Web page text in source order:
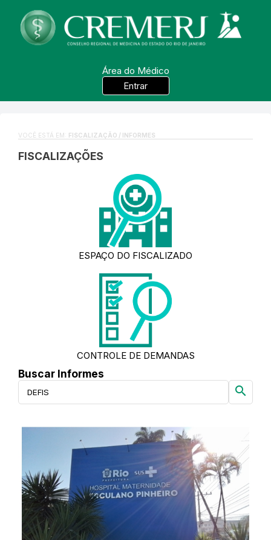
Área do Médico
Entrar
VOCÊ ESTÁ EM: FISCALIZAÇÃO / INFORMES
FISCALIZAÇÕES
ESPAÇO DO FISCALIZADO
CONTROLE DE DEMANDAS
Buscar Informes
search